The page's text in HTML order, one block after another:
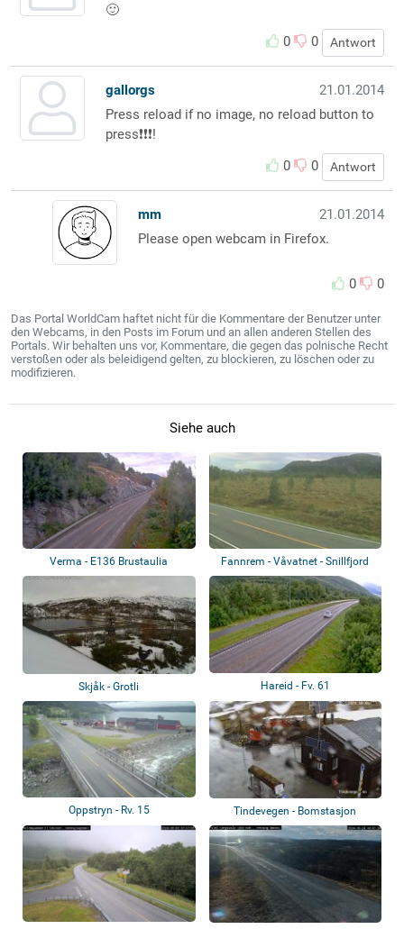
🙂
0
0 Antwort
21.01.2014
gallorgs
Press reload if no image, no reload button to
press❗️❗️❗️!
0
0 Antwort
21.01.2014
mm
Please open webcam in Firefox.
0 0
Das Portal WorldCam haftet nicht für die Kommentare der Benutzer unter
den Webcams, in den Posts im Forum und an allen anderen Stellen des
Portals. Wir behalten uns vor, Kommentare, die gegen das polnische Recht
verstoßen oder als beleidigend gelten, zu blockieren, zu löschen oder zu
modifizieren.
Siehe auch
Verma - E136 Brustaulia Fannrem - Våvatnet - Snillfjord
Skjåk - Grotli Hareid - Fv. 61
Oppstryn - Rv. 15 Tindevegen - Bomstasjon